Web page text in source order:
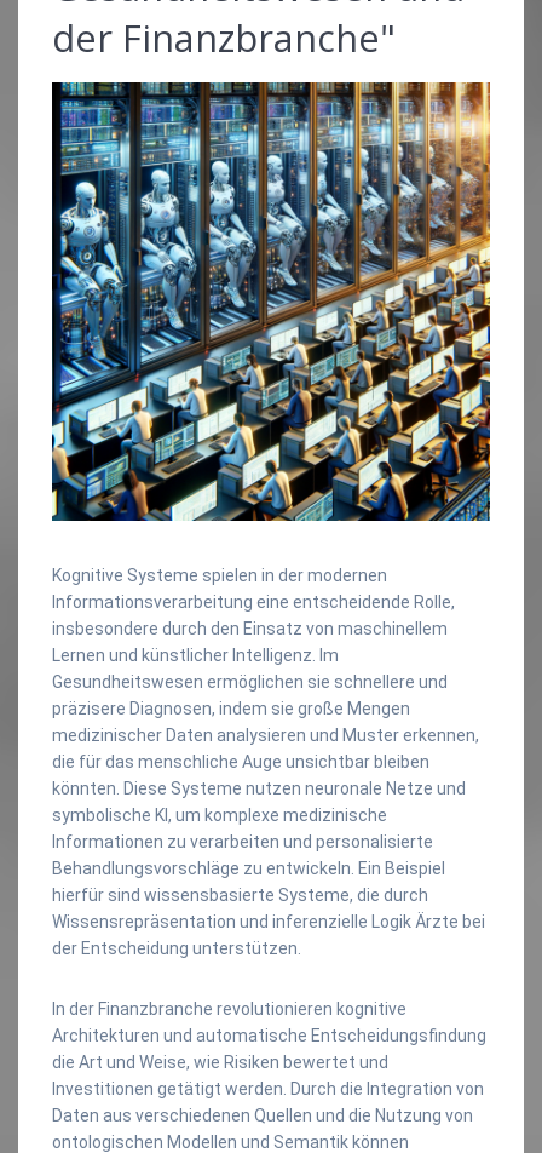
der Finanzbranche"
Kognitive Systeme spielen in der modernen
Informationsverarbeitung eine entscheidende Rolle,
insbesondere durch den Einsatz von maschinellem
Lernen und künstlicher Intelligenz. Im
Gesundheitswesen ermöglichen sie schnellere und
präzisere Diagnosen, indem sie große Mengen
medizinischer Daten analysieren und Muster erkennen,
die für das menschliche Auge unsichtbar bleiben
könnten. Diese Systeme nutzen neuronale Netze und
symbolische KI, um komplexe medizinische
Informationen zu verarbeiten und personalisierte
Behandlungsvorschläge zu entwickeln. Ein Beispiel
hierfür sind wissensbasierte Systeme, die durch
Wissensrepräsentation und inferenzielle Logik Ärzte bei
der Entscheidung unterstützen.
In der Finanzbranche revolutionieren kognitive
Architekturen und automatische Entscheidungsfindung
die Art und Weise, wie Risiken bewertet und
Investitionen getätigt werden. Durch die Integration von
Daten aus verschiedenen Quellen und die Nutzung von
ontologischen Modellen und Semantik können